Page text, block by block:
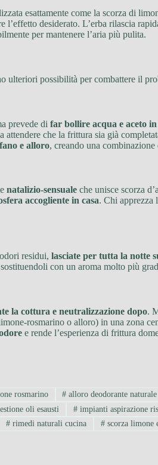
esattamente come la scorza di
l’effetto desiderato. L’erba rilascia
per mantenere l’aria più pulita.
ulteriori possibilità per combattere il
prevede di far bollire acqua e aceto
attendere che la frittura sia già
e alloro, creando una
natalizio-sensuale che unisce scorza
accogliente in casa. Chi apprezza
residui, lasciate per tutta la notte
con un aroma molto più
la cottura e neutralizzazione dopo.
rosmarino o alloro) in una zona
e rende l’esperienza di frittura
rosmarino # alloro deodorante naturale
oli esausti # impianti aspirazione
# rimedi naturali cucina # scorza limone